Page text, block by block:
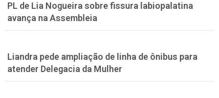
PL de Lia Nogueira sobre fissura labiopalatina
avança na Assembleia
Liandra pede ampliação de linha de ônibus para
atender Delegacia da Mulher